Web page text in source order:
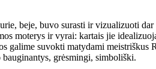
beje, buvo surasti ir vizualizuoti
moterys ir vyrai: kartais jie
suvokti matydami
grėsmingi, simboliški.